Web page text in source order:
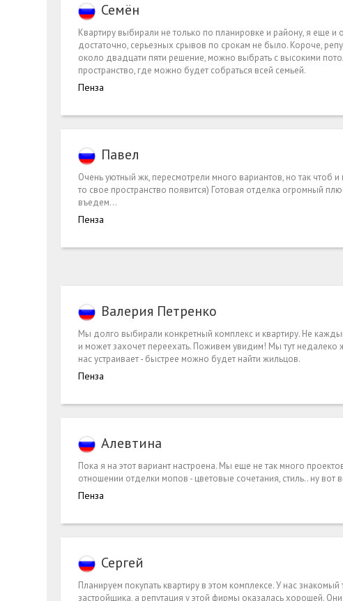
Семён
Квартиру выбирали не только по планировке и району, я еще
достаточно, серьезных срывов по срокам не было. Короче,
около двадцати пяти решение, можно выбрать с высокими
пространство, где можно будет собраться всей семьей.
Пенза
Павел
Очень уютный жк, пересмотрели много вариантов, но так чтоб
то свое пространство появится) Готовая отделка огромный
въедем...
Пенза
Валерия Петренко
Мы долго выбирали конкретный комплекс и квартиру. Не
и может захочет переехать. Поживем увидим! Мы тут недалеко
нас устраивает - быстрее можно будет найти жильцов.
Пенза
Алевтина
Пока я на этот вариант настроена. Мы еще не так много
отношении отделки мопов - цветовые сочетания, стиль.. ну вот
Пенза
Сергей
Планируем покупать квартиру в этом комплексе. У нас
застройщика, а репутация у этой фирмы оказалась хорошей.